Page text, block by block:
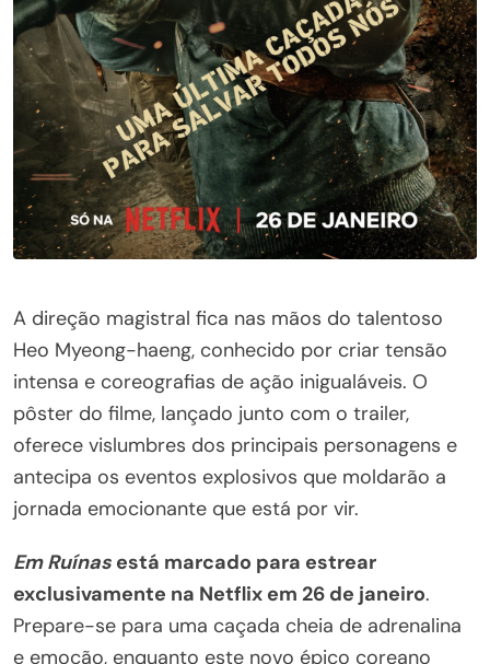
A direção magistral fica nas mãos do talentoso
Heo Myeong-haeng, conhecido por criar tensão
intensa e coreografias de ação inigualáveis. O
pôster do filme, lançado junto com o trailer,
oferece vislumbres dos principais personagens e
antecipa os eventos explosivos que moldarão a
jornada emocionante que está por vir.
Em Ruínas está marcado para estrear
exclusivamente na Netflix em 26 de janeiro.
Prepare-se para uma caçada cheia de adrenalina
e emoção, enquanto este novo épico coreano